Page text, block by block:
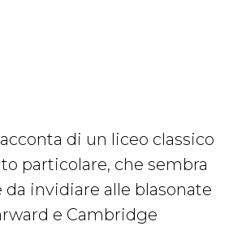
di un liceo classico
particolare, che sembra
invidiare alle blasonate
e Cambridge